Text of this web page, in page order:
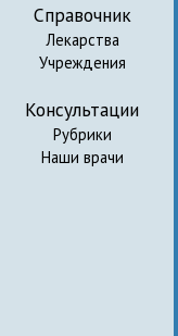
Справочник
Лекарства
Учреждения
Консультации
Рубрики
Наши врачи